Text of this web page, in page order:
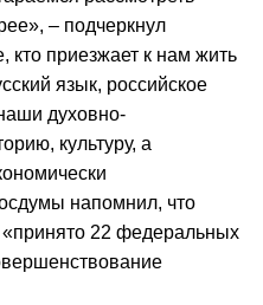
– подчеркнул
кто приезжает к нам жить
язык, российское
духовно-
культуру, а
напомнил, что
«принято 22 федеральных